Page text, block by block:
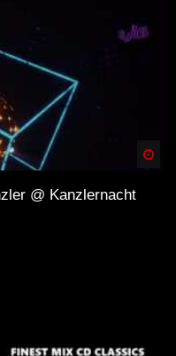
@ Kanzlernacht